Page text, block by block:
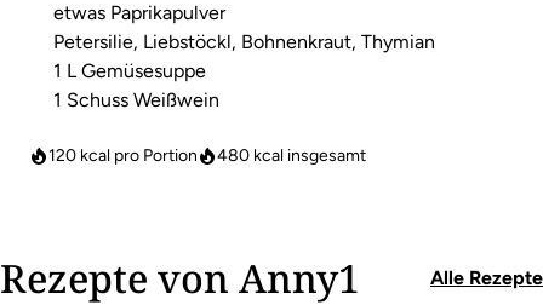
etwas Paprikapulver
Petersilie, Liebstöckl, Bohnenkraut, Thymian
1 L Gemüsesuppe
1 Schuss Weißwein
120 kcal pro Portion 480 kcal insgesamt
Rezepte von Anny1 Alle Rezepte